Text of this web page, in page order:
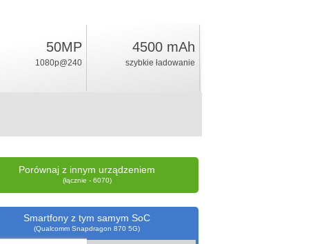
50MP
1080p@240
4500 mAh
szybkie ładowanie
Porównaj z innym urządzeniem
(łącznie - 6070)
Smartfony z tym samym SoC
(Qualcomm Snapdragon 870 5G)